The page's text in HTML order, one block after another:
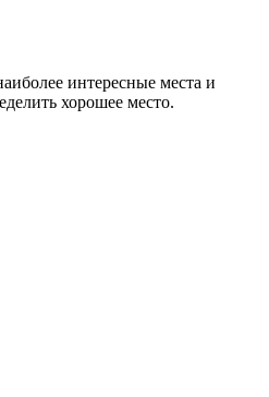
интересные места и
хорошее место.